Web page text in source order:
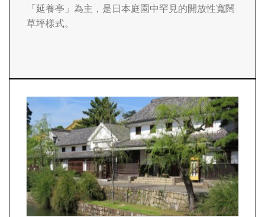
「延養亭」為主，是日本庭園中罕見的開放性寬闊
草坪樣式。